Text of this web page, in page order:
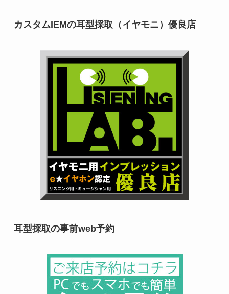
カスタムIEMの耳型採取（イヤモニ）優良店
耳型採取の事前web予約